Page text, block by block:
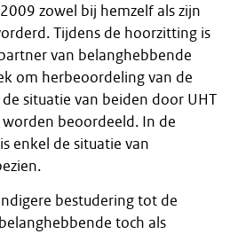
zowel bij hemzelf als zijn
Tijdens de hoorzitting is
van belanghebbende
om herbeoordeling van de
situatie van beiden door UHT
beoordeeld. In de
enkel de situatie van
bestudering tot de
toch als